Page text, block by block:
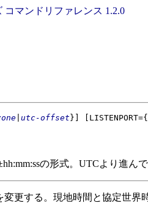
コマンドリファレンス 1.2.0
utc-offset }] [LISTENPORT={
の形式。UTCより進
更する。現地時間と協定世